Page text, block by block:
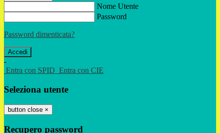
Nome Utente
Password
Password dimenticata?
-
Entra con SPID Entra con CIE
Seleziona utente
button close ×
Recupero password